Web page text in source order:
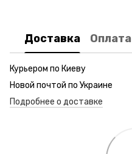
Доставка Оплата
Курьером по Киеву
Новой почтой по Украине
Подробнее о доставке